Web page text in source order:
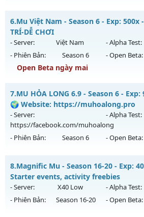
Thể loại: Mu Nguyên bản Webzen
Antihack: XShield
MU HỎA LONG 15 - 🌍 Website:
Mu mới ra tháng 07 2026 - Mở máy chủ
https://facebook.com/muhoalong
01/07/2626
Exp: 9999x - Drop: 99%
Thể loại: Mu Nguyên bản Webzen
Antihack: Xshiel
6.Mu Việt Nam - Season 6 - Exp: 500x
TRÍ-DỄ CHƠI
- Server: Việt Nam - Alpha Test:
- Phiên Bản:
Season 6 - Open Beta:
Open Beta ngày mai
Mu Việt Nam - GIẢI TRÍ-DỄ CHƠI
Mu mới ra tháng 08 2026 - Mở máy chủ
ngày 10/08/2626
Exp: 500x - Drop: 20%
Antihack: PRO
7.MU HỎA LONG 6.9 - Season 6 -
🌍 Website: https://muhoalong.pro
- Server:
https://facebook.com/muhoalong
- Alpha Test:
- Phiên Bản: Season 6 - Open Beta:
MU HỎA LONG 6.9 - 🌍 Website:
Mu mới ra tháng 08 2026 - Mở máy chủ
https://facebook.com/muhoalong
05/08/2626
8.Magnific Mu - Season 16-20 - Exp:
Starter events, activity freebies
- Server: X40 Low - Alpha Test:
- Phiên Bản:
Season 16-20 - Open Beta: